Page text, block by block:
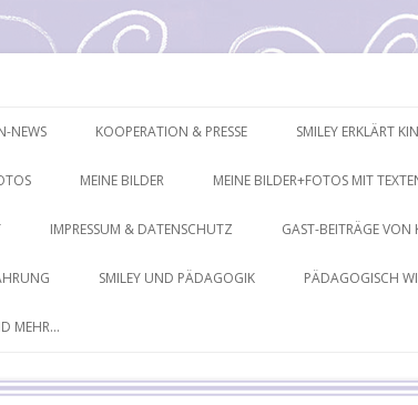
zum
NEWS KOOPERATION & PRESSE SMILEY ERKLÄRT
MEINE BILDER MEINE BILDER+FOTOS MIT
IMPRESSUM & DATENSCHUTZ GAST-BEITRÄGE
SMILEY UND PÄDAGOGIK PÄDAGOGISCH
MEHR…